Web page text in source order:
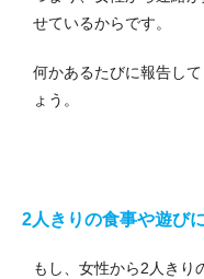
せているからです。
何かあるたびに報告し
ょう。
2人きりの食事や遊び
もし、女性から2人きり